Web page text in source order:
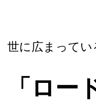
世に広まってい
「ロー